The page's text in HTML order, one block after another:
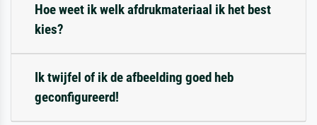
Hoe weet ik welk afdrukmateriaal ik het best
kies?
Ik twijfel of ik de afbeelding goed heb
geconfigureerd!